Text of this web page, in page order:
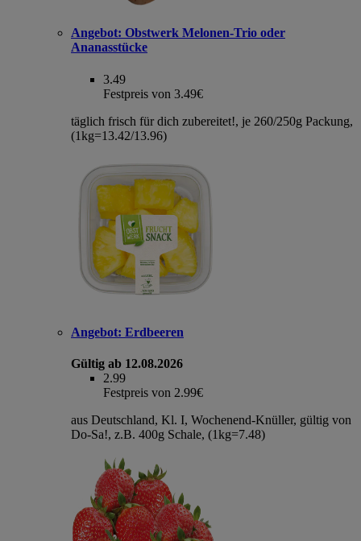
Angebot: Obstwerk Melonen-Trio oder
Ananasstücke
3.49
Festpreis von 3.49€
täglich frisch für dich zubereitet!, je 260/250g Packung,
(1kg=13.42/13.96)
Angebot: Erdbeeren
Gültig ab 12.08.2026
2.99
Festpreis von 2.99€
aus Deutschland, Kl. I, Wochenend-Knüller, gültig von
Do-Sa!, z.B. 400g Schale, (1kg=7.48)